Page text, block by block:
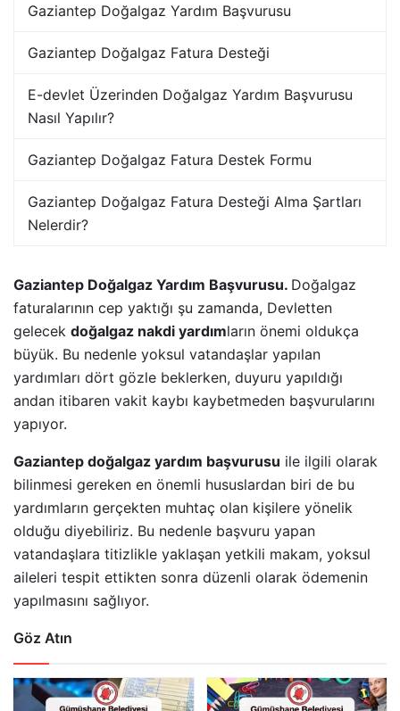
Gaziantep Doğalgaz Yardım Başvurusu
Gaziantep Doğalgaz Fatura Desteği
E-devlet Üzerinden Doğalgaz Yardım Başvurusu
Nasıl Yapılır?
Gaziantep Doğalgaz Fatura Destek Formu
Gaziantep Doğalgaz Fatura Desteği Alma Şartları
Nelerdir?
Gaziantep Doğalgaz Yardım Başvurusu. Doğalgaz
faturalarının cep yaktığı şu zamanda, Devletten
gelecek doğalgaz nakdi yardımların önemi oldukça
büyük. Bu nedenle yoksul vatandaşlar yapılan
yardımları dört gözle beklerken, duyuru yapıldığı
andan itibaren vakit kaybı kaybetmeden başvurularını
yapıyor.
Gaziantep doğalgaz yardım başvurusu ile ilgili olarak
bilinmesi gereken en önemli hususlardan biri de bu
yardımların gerçekten muhtaç olan kişilere yönelik
olduğu diyebiliriz. Bu nedenle başvuru yapan
vatandaşlara titizlikle yaklaşan yetkili makam, yoksul
aileleri tespit ettikten sonra düzenli olarak ödemenin
yapılmasını sağlıyor.
Göz Atın